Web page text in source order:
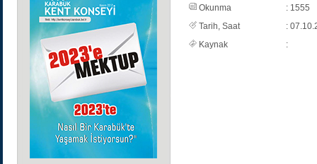
Okunma
: 1555
Tarih, Saat
:
Kaynak
: